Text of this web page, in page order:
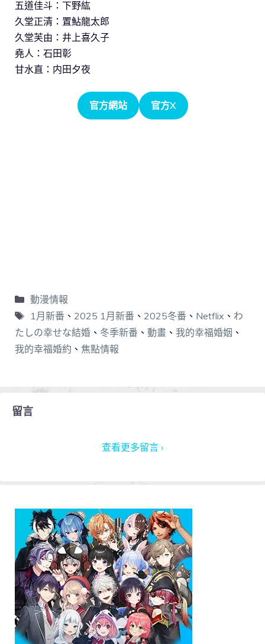
五道佳斗：下野紘
久堂正清：置鮎龍太郎
久堂芙由：井上喜久子
堯人：石田彰
甘水直：内田夕夜
官方網站 官方X
動漫情報
1月新番 、 2025 1月新番 、 2025冬番 、 Netflix 、 わ
たしの幸せな結婚 、 冬季新番 、 動畫 、 我的幸福婚姻 、
我的幸福婚約 、 焦點情報
留言
查看更多留言 ›